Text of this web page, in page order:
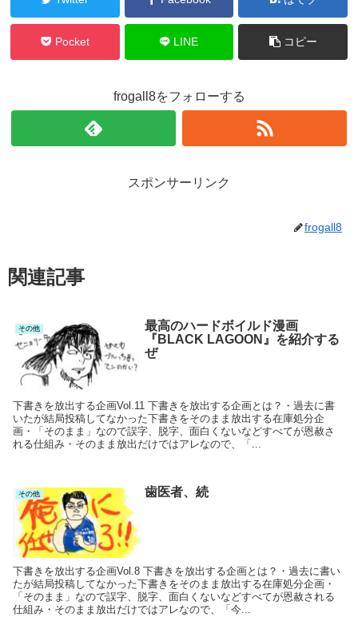
Pocket LINE コピー
frogall8をフォローする
スポンサーリンク
frogall8
関連記事
その他
最高のハードボイルド漫画
『BLACK LAGOON』を紹介する
ぜ
下書きを放出する企画Vol.11 下書きを放出する企画とは？・過去に書
いたが結局投稿してなかった下書きをそのまま放出する在庫処分企
画・「そのまま」なので誤字、脱字、面白くないなどすべてが恩赦さ
れる仕組み・そのまま放出だけではアレなので、「...
その他 歯医者、続
下書きを放出する企画Vol.8 下書きを放出する企画とは？・過去に書い
たが結局投稿してなかった下書きをそのまま放出する在庫処分企画・
「そのまま」なので誤字、脱字、面白くないなどすべてが恩赦される
仕組み・そのまま放出だけではアレなので、「今...